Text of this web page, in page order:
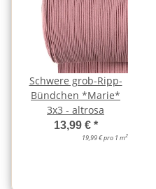
Schwere grob-Ripp-
Bündchen *Marie*
3x3 - altrosa
13,99 € *
19,99 € pro 1 m2